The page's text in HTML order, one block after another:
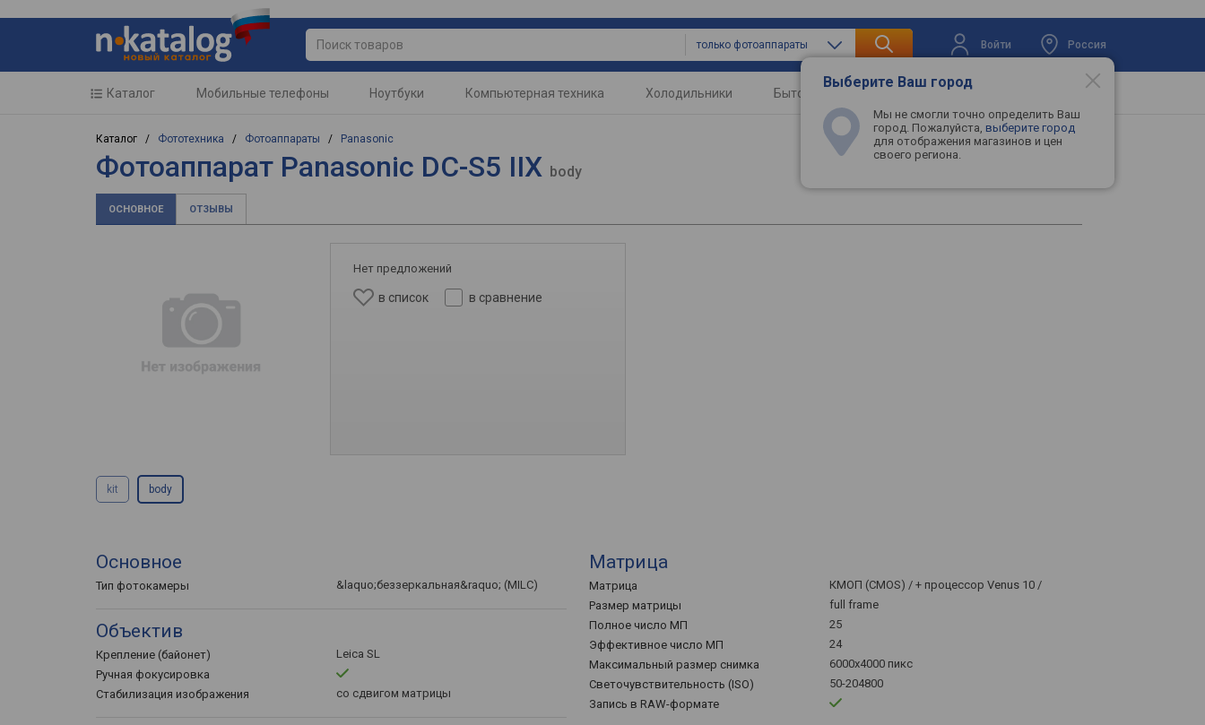
только фотоаппараты Войти Россия
Выберите Ваш город
Мы не смогли точно определить Ваш
город. Пожалуйста, выберите город
для отображения магазинов и цен
своего региона.
Каталог Мобильные телефоны Ноутбуки Компьютерная техника Холодильники Бытовая техника Телевизоры
Каталог / Фототехника / Фотоаппараты / Panasonic
Фотоаппарат Panasonic DC-S5 IIX body
ОСНОВНОЕ ОТЗЫВЫ
Нет предложений
в список в сравнение
kit body
Основное
Тип фотокамеры &laquo;беззеркальная&raquo; (MILC)
Объектив
Крепление (байонет)
Leica SL
Ручная фокусировка
Стабилизация изображения
со сдвигом матрицы
Матрица
Матрица
КМОП (CMOS) / + процессор Venus 10 /
Размер матрицы
full frame
Полное число МП
25
Эффективное число МП
24
Максимальный размер снимка
6000x4000 пикс
Светочувствительность (ISO)
50-204800
Запись в RAW-формате